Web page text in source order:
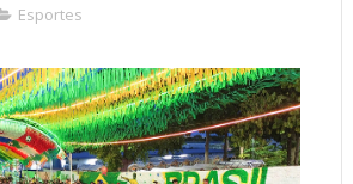
Esportes